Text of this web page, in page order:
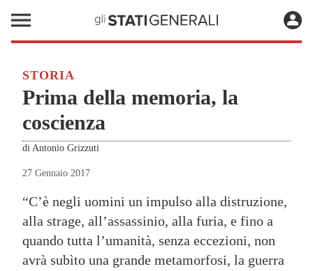
STORIA
Prima della memoria, la
coscienza
di Antonio Grizzuti
27 Gennaio 2017
“C’è negli uomini un impulso alla distruzione,
alla strage, all’assassinio, alla furia, e fino a
quando tutta l’umanità, senza eccezioni, non
avrà subìto una grande metamorfosi, la guerra